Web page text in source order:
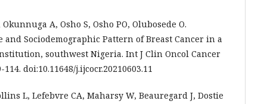
A, Osho S, Osho PO, Olubosede O.
and Sociodemographic Pattern of Breast Cancer in a
southwest Nigeria. Int J Clin Oncol Cancer
114. doi:10.11648/j.ijcocr.20210603.11
L, Lefebvre CA, Maharsy W, Beauregard J, Dostie